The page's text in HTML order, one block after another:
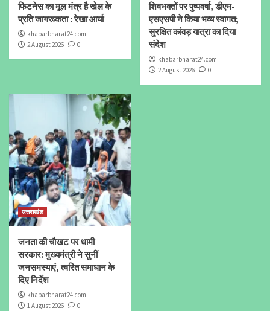
फिटनेस का मूल मंत्र है खेल के
प्रति जागरूकता : रेखा आर्या
khabarbharat24.com
2 August 2026
0
शिवभक्तों पर पुष्पवर्षा, डीएम-
एसएसपी ने किया भव्य स्वागत;
सुरक्षित कांवड़ यात्रा का दिया
संदेश
khabarbharat24.com
2 August 2026
0
उत्तराखंड
जनता की चौखट पर धामी
सरकार: मुख्यमंत्री ने सुनीं
जनसमस्याएं, त्वरित समाधान के
दिए निर्देश
khabarbharat24.com
1 August 2026
0